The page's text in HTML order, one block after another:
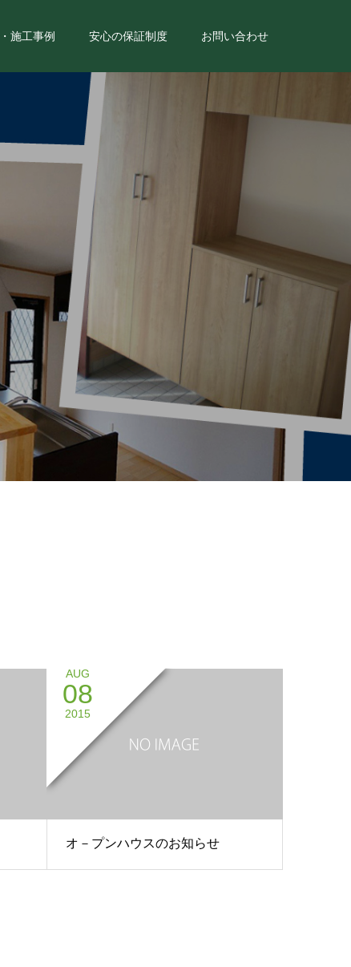
施工事例 安心の保証制度 お問い合わせ
AUG
08
2015
オ－プンハウスのお知らせ